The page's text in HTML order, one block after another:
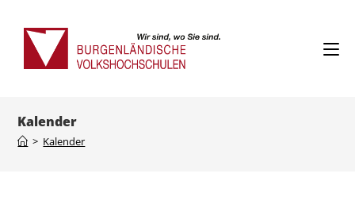
Kalender
> Kalender